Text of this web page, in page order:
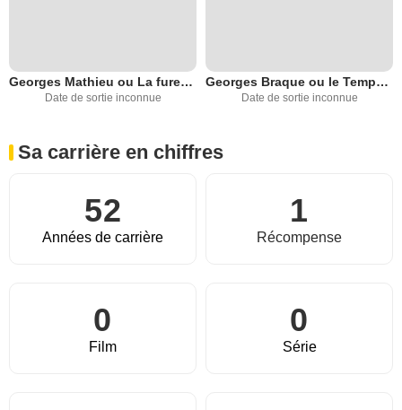
Georges Mathieu ou La fureur d'être
Date de sortie inconnue
Georges Braque ou le Temps different
Date de sortie inconnue
Sa carrière en chiffres
52
Années de carrière
1
Récompense
0
Film
0
Série